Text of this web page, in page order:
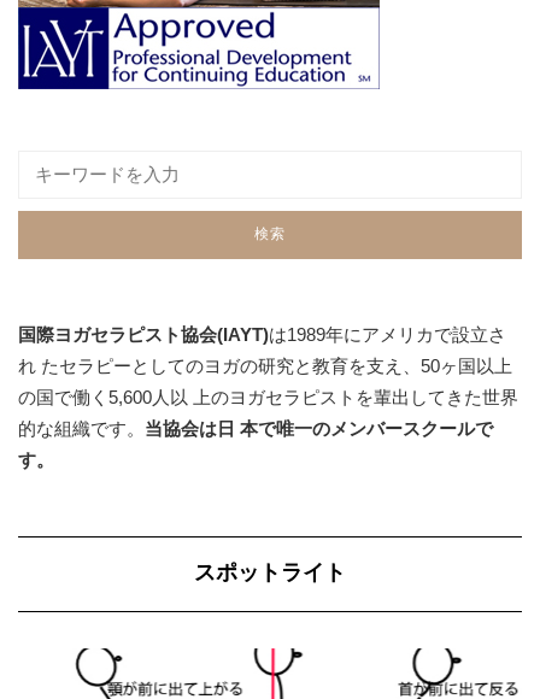
国際ヨガセラピスト協会(IAYT)は1989年にアメリカで設立さ
れ たセラピーとしてのヨガの研究と教育を支え、50ヶ国以上
の国で働く5,600人以 上のヨガセラピストを輩出してきた世界
的な組織です。 当協会は日 本で唯一のメンバースクールで
す。
スポットライト